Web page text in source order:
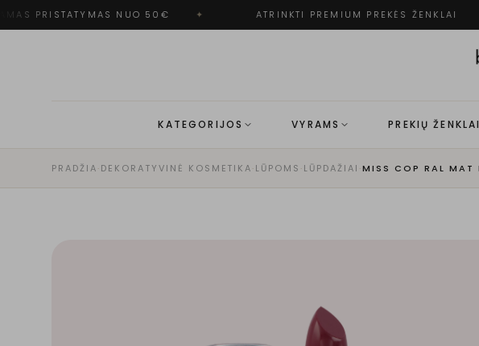
PRISTATYMAS NUO 50€ ATRINKTI PREMIUM PREKĖS ŽENKLAI
KATEGORIJOS VYRAMS PREKIŲ ŽENKLAI
PRADŽIA·DEKORATYVINĖ KOSMETIKA·LŪPOMS ·LŪPDAŽIAI ·